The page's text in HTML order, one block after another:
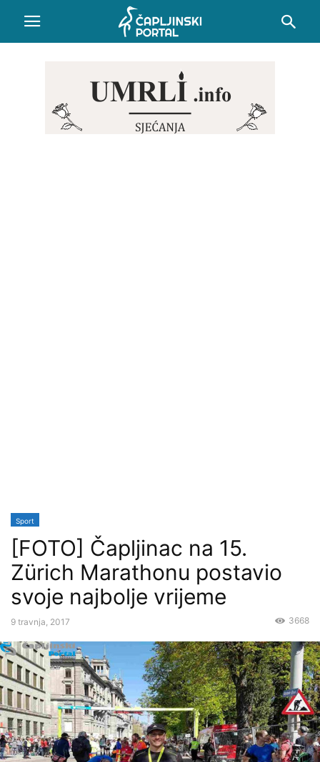
Sport
[FOTO] Čapljinac na 15.
Zürich Marathonu postavio
svoje najbolje vrijeme
9 travnja, 2017 3668